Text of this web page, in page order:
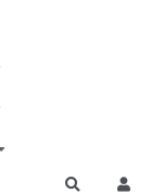
Rechercher